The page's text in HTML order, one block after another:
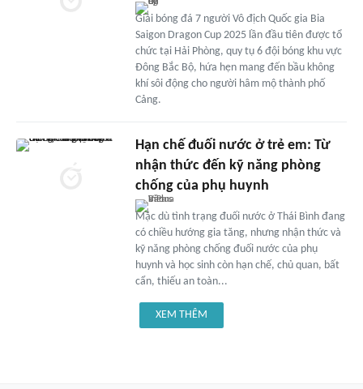
Giải bóng đá 7 người Vô địch Quốc gia Bia
Saigon Dragon Cup 2025 lần đầu tiên được tổ
chức tại Hải Phòng, quy tụ 6 đội bóng khu vực
Đông Bắc Bộ, hứa hẹn mang đến bầu không
khí sôi động cho người hâm mộ thành phố
Cảng.
Hạn chế đuối nước ở trẻ em: Từ
nhận thức đến kỹ năng phòng
chống của phụ huynh
Mặc dù tình trạng đuối nước ở Thái Bình đang
có chiều hướng gia tăng, nhưng nhận thức và
kỹ năng phòng chống đuối nước của phụ
huynh và học sinh còn hạn chế, chủ quan, bất
cẩn, thiếu an toàn...
XEM THÊM